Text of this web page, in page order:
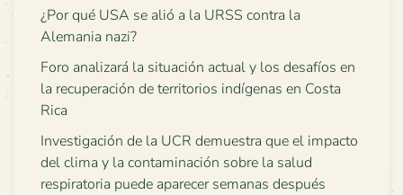
¿Por qué USA se alió a la URSS contra la
Alemania nazi?
Foro analizará la situación actual y los desafíos en
la recuperación de territorios indígenas en Costa
Rica
Investigación de la UCR demuestra que el impacto
del clima y la contaminación sobre la salud
respiratoria puede aparecer semanas después